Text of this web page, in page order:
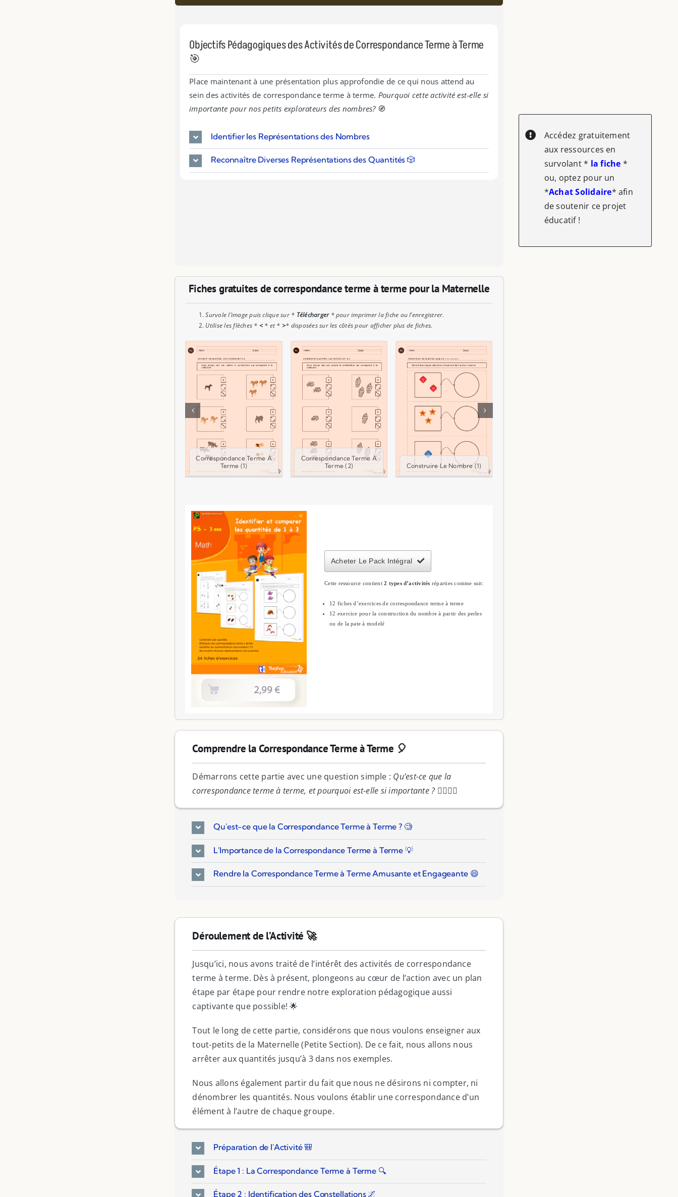
Objectifs Pédagogiques des Activités de Correspondance Terme à Terme
🎯
Place maintenant à une présentation plus approfondie de ce qui nous attend au
sein des activités de correspondance terme à terme. Pourquoi cette activité est-elle si
importante pour nos petits explorateurs des nombres?🧭
Identifier les Représentations des Nombres
Reconnaître Diverses Représentations des Quantités 🎲
Accédez gratuitement
aux ressources en
survolant * la fiche *
ou, optez pour un
*Achat Solidaire* afin
de soutenir ce projet
éducatif !
Fiches gratuites de correspondance terme à terme pour la Maternelle
Survole l’image puis clique sur * Télécharger* pour imprimer la fiche ou l’enregistrer.
Utilise les flèches * <* et * >* disposées sur les côtés pour afficher plus de fiches.
Correspondance Terme À
Terme (1)
Correspondance Terme À
Terme (2)
Construire Le Nombre (1)
Acheter Le Pack Intégral
Cette ressource contient2 types d’activités réparties comme suit:
12 fiches d’exercices de correspondance terme à terme
12 exercice pour la construction du nombre à partir des perles
ou de la pate à modelé
Comprendre la Correspondance Terme à Terme 🎈
Démarrons cette partie avec une question simple : Qu’est-ce que la
correspondance terme à terme, et pourquoi est-elle si importante ?🤷‍♂️🤷‍♀️
Qu'est-ce que la Correspondance Terme à Terme ? 🧐
L'Importance de la Correspondance Terme à Terme 💡
Rendre la Correspondance Terme à Terme Amusante et Engageante 😄
Déroulement de l’Activité 🚀
Jusqu’ici, nous avons traité de l’intérêt des activités de correspondance
terme à terme. Dès à présent, plongeons au cœur de l’action avec un plan
étape par étape pour rendre notre exploration pédagogique aussi
captivante que possible! 🌟
Tout le long de cette partie, considérons que nous voulons enseigner aux
tout-petits de la Maternelle (Petite Section). De ce fait, nous allons nous
arrêter aux quantités jusqu’à 3 dans nos exemples.
Nous allons également partir du fait que nous ne désirons ni compter, ni
dénombrer les quantités. Nous voulons établir une correspondance d’un
élément à l’autre de chaque groupe.
Préparation de l'Activité 🎒
Étape 1 : La Correspondance Terme à Terme 🔍
Étape 2 : Identification des Constellations 🌌